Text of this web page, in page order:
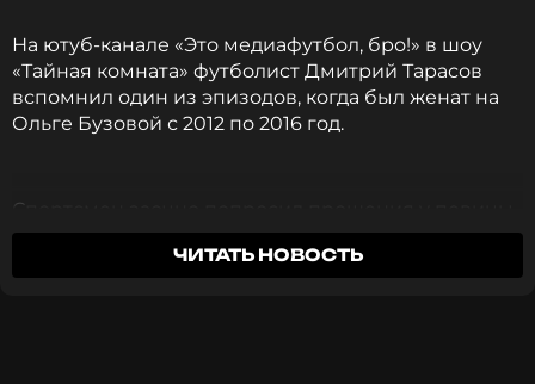
На ютуб-канале «Это медиафутбол, бро!» в шоу
«Тайная комната» футболист Дмитрий Тарасов
вспомнил один из эпизодов, когда был женат на
Ольге Бузовой с 2012 по 2016 год.
Спортсмен заочно попросил прощения у певицы
за то, что рассказывает эту историю. Она
случилась в тот период, когда между Дмитрием и
ЧИТАТЬ НОВОСТЬ